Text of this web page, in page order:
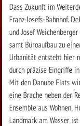
Dass Zukunft im
Franz-Josefs-Bahnhof.
und Josef
samt Büroaufbau zu
Urbanität entsteht hier
durch präzise Eingriffe
Mit den Danube Flats
eine Brache neben der
Ensemble aus Wohnen,
Landmark am Wasser